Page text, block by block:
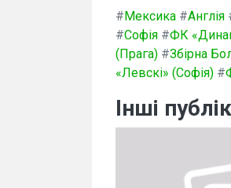
#Мексика #Англія
#Софія #ФК
(Прага) #Збірна
«Левскі» (Софія) #
Інші